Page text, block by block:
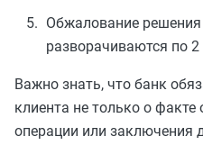
Обжалование
разворачиваются по 2
Важно знать, что банк
клиента не только о факте
операции или заключения